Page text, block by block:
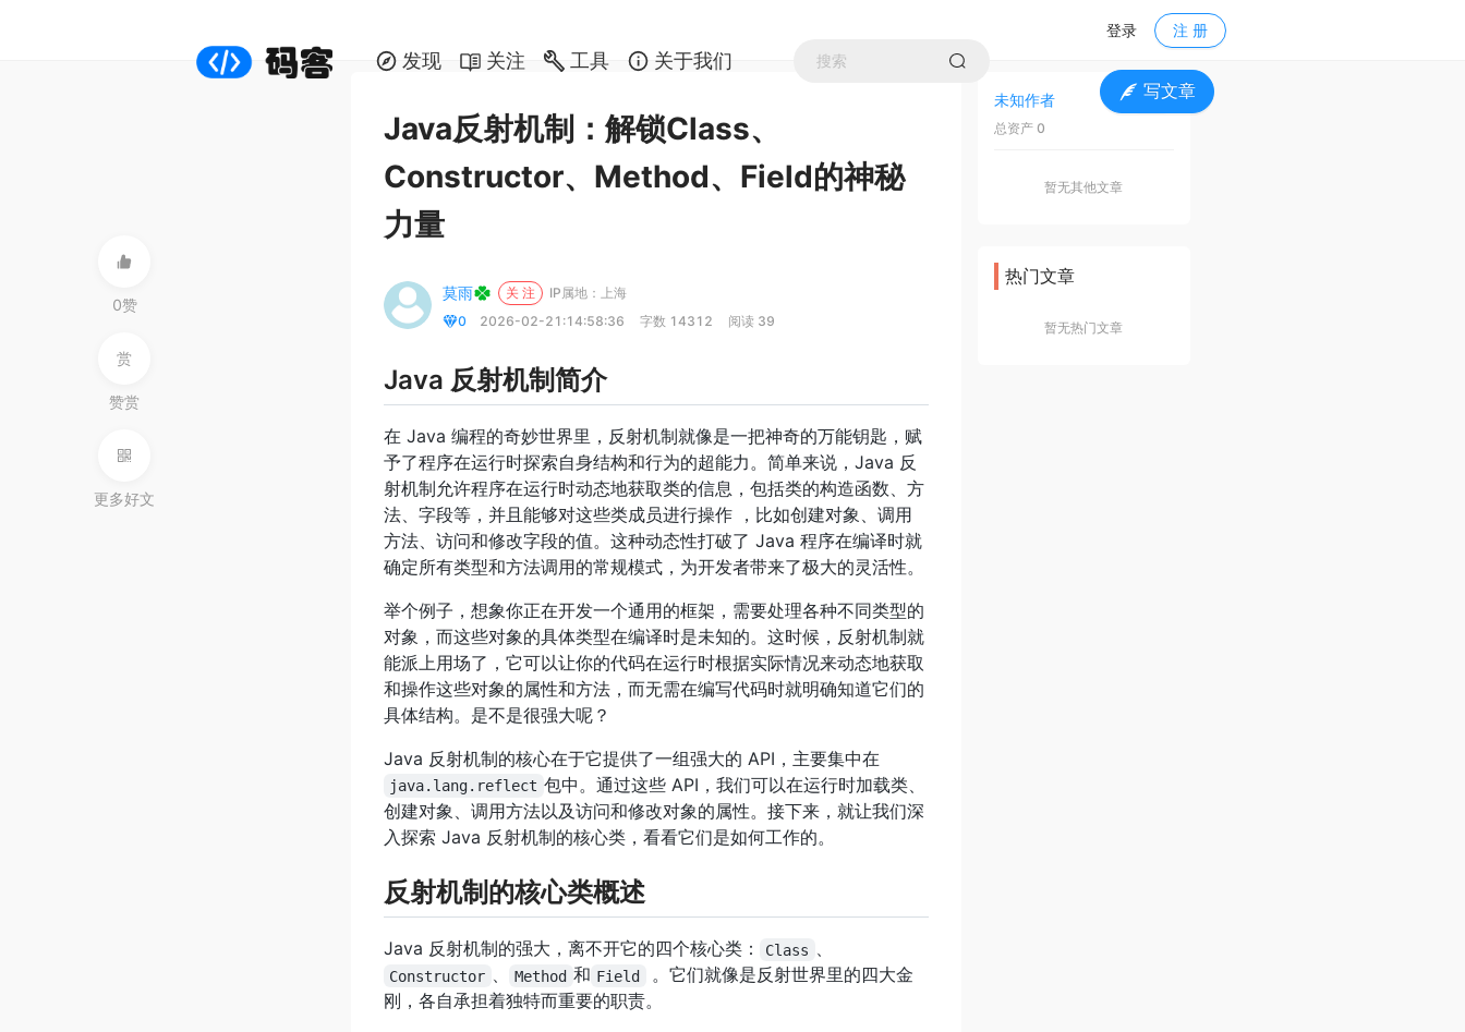
发现 关注 工具 关于我们
登录 注 册
写文章
0赞
赏
赞赏
更多好文
Java反射机制：解锁Class、
Constructor、Method、Field的神秘
力量
莫雨 关 注
IP属地：上海
0
2026-02-21:14:58:36 字数 14312 阅读 39
Java 反射机制简介
在 Java 编程的奇妙世界里，反射机制就像是一把神奇的万能钥匙，赋
予了程序在运行时探索自身结构和行为的超能力。简单来说，Java 反
射机制允许程序在运行时动态地获取类的信息，包括类的构造函数、方
法、字段等，并且能够对这些类成员进行操作 ，比如创建对象、调用
方法、访问和修改字段的值。这种动态性打破了 Java 程序在编译时就
确定所有类型和方法调用的常规模式，为开发者带来了极大的灵活性。
举个例子，想象你正在开发一个通用的框架，需要处理各种不同类型的
对象，而这些对象的具体类型在编译时是未知的。这时候，反射机制就
能派上用场了，它可以让你的代码在运行时根据实际情况来动态地获取
和操作这些对象的属性和方法，而无需在编写代码时就明确知道它们的
具体结构。是不是很强大呢？
Java 反射机制的核心在于它提供了一组强大的 API，主要集中在
java.lang.reflect 包中。通过这些 API，我们可以在运行时加载类、
创建对象、调用方法以及访问和修改对象的属性。接下来，就让我们深
入探索 Java 反射机制的核心类，看看它们是如何工作的。
反射机制的核心类概述
Java 反射机制的强大，离不开它的四个核心类： Class 、
Constructor 、 Method 和 Field
。它们就像是反射世界里的四大金
刚，各自承担着独特而重要的职责。
未知作者
关 注
总资产 0
暂无其他文章
热门文章
暂无热门文章